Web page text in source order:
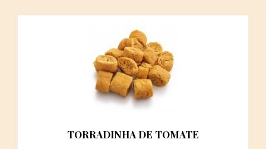
TORRADINHA DE TOMATE